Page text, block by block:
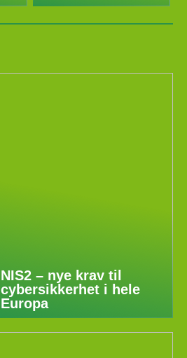
NIS2 – nye krav til
cybersikkerhet i hele
Europa